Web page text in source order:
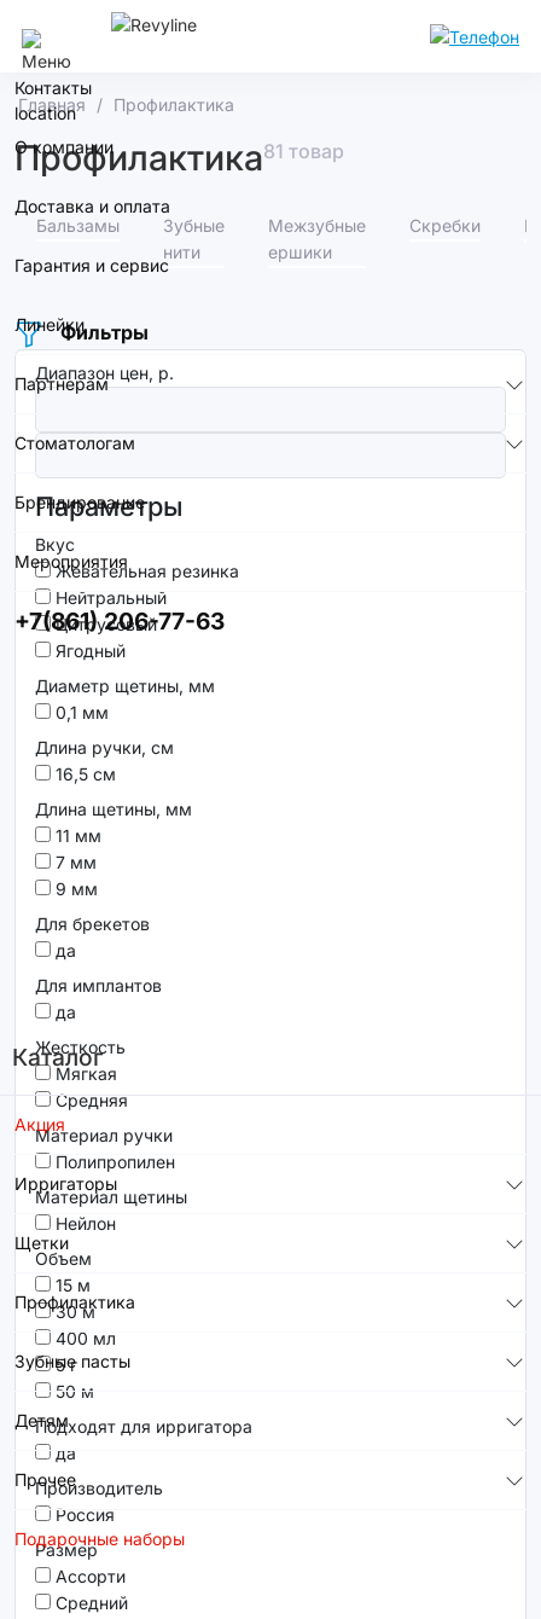
Краснодар
Контакты
О компании
Доставка и оплата
Гарантия и сервис
Линейки
Партнерам
Стоматологам
Брендирование
Мероприятия
+7(861) 206-77-63
Каталог
Акция
Ирригаторы
Щетки
Профилактика
Зубные пасты
Детям
Прочее
Подарочные наборы
Главная Профилактика
Профилактика81 товар
Бальзамы
Зубные
нити
Межзубные
ершики
Скребки
Фильтры
Диапазон цен, р.
Параметры
Вкус
Жевательная резинка
Нейтральный
Цитрусовый
Ягодный
Диаметр щетины, мм
0,1 мм
Длина ручки, см
16,5 см
Длина щетины, мм
11 мм
7 мм
9 мм
Для брекетов
да
Для имплантов
да
Жесткость
Мягкая
Средняя
Материал ручки
Полипропилен
Материал щетины
Нейлон
Объем
15 м
30 м
400 мл
5 г
50 м
Подходят для ирригатора
да
Производитель
Россия
Размер
Ассорти
Средний